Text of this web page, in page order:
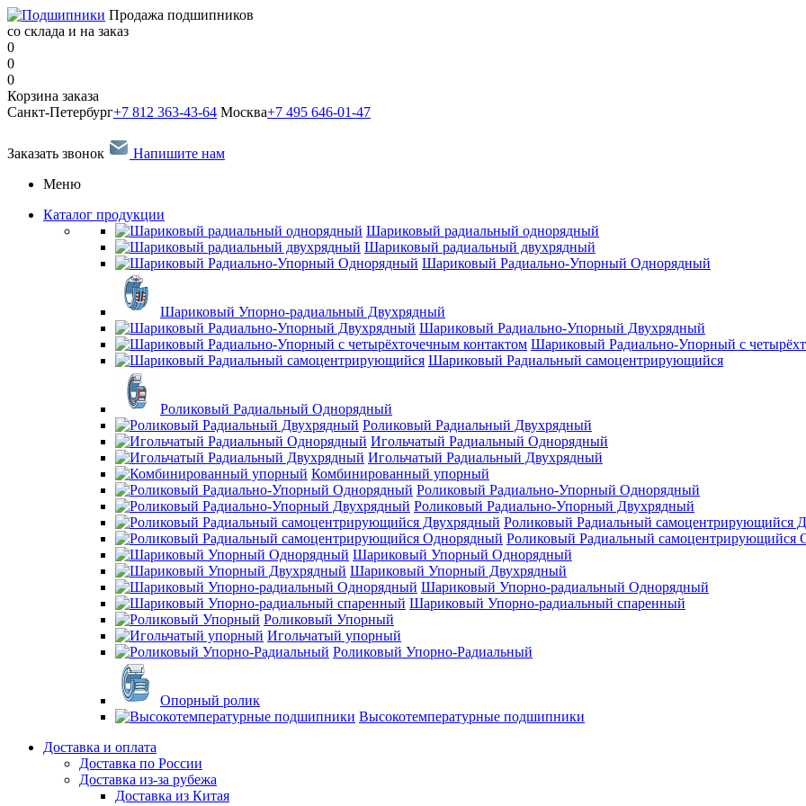
Продажа подшипников
со склада и на заказ
0
0
0
Корзина заказа
Санкт-Петербург+7 812 363-43-64 Москва+7 495 646-01-47
Заказать звонок
Напишите нам
Меню
Каталог продукции
Шариковый радиальный однорядный
Шариковый радиальный двухрядный
Шариковый Радиально-Упорный Однорядный
Шариковый Упорно-радиальный Двухрядный
Шариковый Радиально-Упорный Двухрядный
Шариковый Радиально-Упорный с
Шариковый Радиальный самоцентрирующийся
Роликовый Радиальный Однорядный
Роликовый Радиальный Двухрядный
Игольчатый Радиальный Однорядный
Игольчатый Радиальный Двухрядный
Комбинированный упорный
Роликовый Радиально-Упорный Однорядный
Роликовый Радиально-Упорный Двухрядный
Роликовый Радиальный самоцентрирующийся
Роликовый Радиальный самоцентрирующийся
Шариковый Упорный Однорядный
Шариковый Упорный Двухрядный
Шариковый Упорно-радиальный Однорядный
Шариковый Упорно-радиальный спаренный
Роликовый Упорный
Игольчатый упорный
Роликовый Упорно-Радиальный
Опорный ролик
Высокотемпературные подшипники
Доставка и оплата
Доставка по России
Доставка из-за рубежа
Доставка из Китая